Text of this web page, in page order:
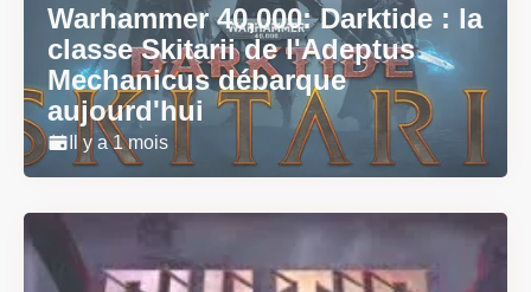
Warhammer 40,000: Darktide : la
classe Skitarii de l'Adeptus
Mechanicus débarque
aujourd'hui
Il y a 1 mois